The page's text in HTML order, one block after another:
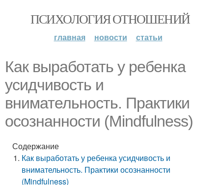
ПСИХОЛОГИЯ ОТНОШЕНИЙ
главная новости статьи
Как выработать у ребенка
усидчивость и
внимательность. Практики
осознанности (Mindfulness)
Содержание
Как выработать у ребенка усидчивость и
внимательность. Практики осознанности
(Mindfulness)